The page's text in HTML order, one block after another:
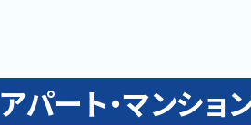
アパート・マンショ